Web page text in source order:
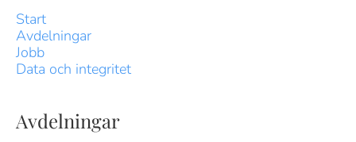
Start
Avdelningar
Jobb
Data och integritet
Avdelningar